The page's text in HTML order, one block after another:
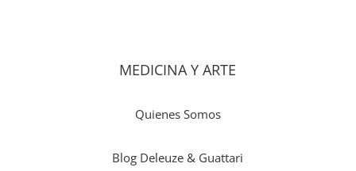
MEDICINA Y ARTE
Quienes Somos
Blog Deleuze & Guattari